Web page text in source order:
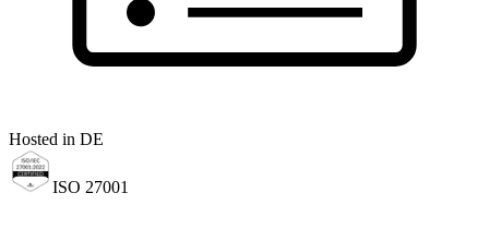
Hosted in DE
ISO 27001